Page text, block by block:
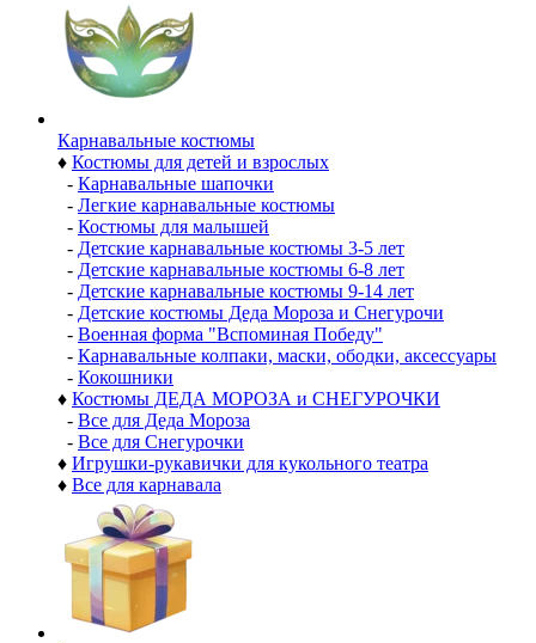
Карнавальные костюмы
♦ Костюмы для детей и взрослых
- Карнавальные шапочки
- Легкие карнавальные костюмы
- Костюмы для малышей
- Детские карнавальные костюмы 3-5 лет
- Детские карнавальные костюмы 6-8 лет
- Детские карнавальные костюмы 9-14 лет
- Детские костюмы Деда Мороза и Снегурочи
- Военная форма "Вспоминая Победу"
- Карнавальные колпаки, маски, ободки, аксессуары
- Кокошники
♦ Костюмы ДЕДА МОРОЗА и СНЕГУРОЧКИ
- Все для Деда Мороза
- Все для Снегурочки
♦ Игрушки-рукавички для кукольного театра
♦ Все для карнавала